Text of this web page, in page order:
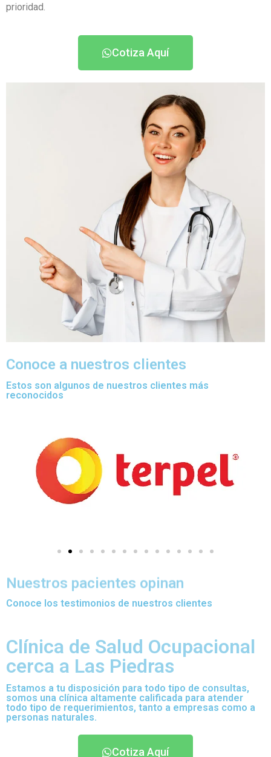
prioridad.
Cotiza Aquí
Conoce a nuestros clientes
Estos son algunos de nuestros clientes más
reconocidos
Nuestros pacientes opinan
Conoce los testimonios de nuestros clientes
Clínica de Salud Ocupacional
cerca a Las Piedras
Estamos a tu disposición para todo tipo de consultas,
somos una clínica altamente calificada para atender
todo tipo de requerimientos, tanto a empresas como a
personas naturales.
Cotiza Aquí